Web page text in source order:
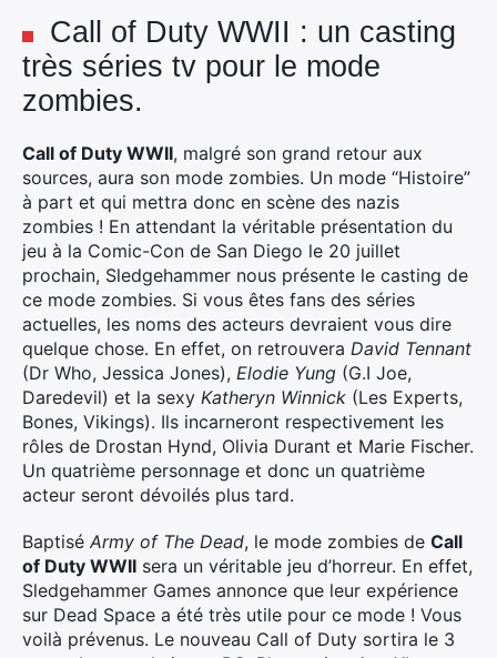
Call of Duty WWII : un casting
très séries tv pour le mode
zombies.
Call of Duty WWII, malgré son grand retour aux
sources, aura son mode zombies. Un mode “Histoire”
à part et qui mettra donc en scène des nazis
zombies ! En attendant la véritable présentation du
jeu à la Comic-Con de San Diego le 20 juillet
prochain, Sledgehammer nous présente le casting de
ce mode zombies. Si vous êtes fans des séries
actuelles, les noms des acteurs devraient vous dire
quelque chose. En effet, on retrouvera David Tennant
(Dr Who, Jessica Jones), Elodie Yung (G.I Joe,
Daredevil) et la sexy Katheryn Winnick (Les Experts,
Bones, Vikings). Ils incarneront respectivement les
rôles de Drostan Hynd, Olivia Durant et Marie Fischer.
Un quatrième personnage et donc un quatrième
acteur seront dévoilés plus tard.
Baptisé Army of The Dead, le mode zombies de Call
of Duty WWII sera un véritable jeu d’horreur. En effet,
Sledgehammer Games annonce que leur expérience
sur Dead Space a été très utile pour ce mode ! Vous
voilà prévenus. Le nouveau Call of Duty sortira le 3